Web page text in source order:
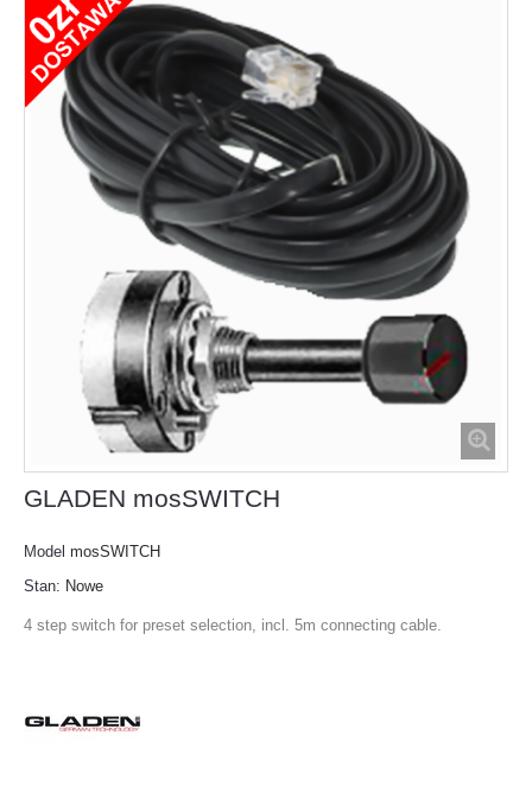
GLADEN mosSWITCH
Model mosSWITCH
Stan: Nowe
4 step switch for preset selection, incl. 5m connecting cable.